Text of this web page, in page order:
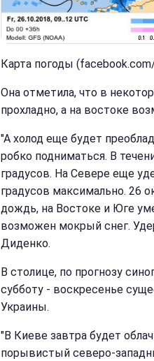
Карта погоды
Она отметила, что в
прохладно, а на востоке
"А холод еще будет
робко подниматься. В
градусов. На Севере еще
градусов максимально. 26
дождь, на Востоке и Юге
возможен мокрый снег.
Диденко.
В столице, по прогнозу
субботу - воскресенье
Украины.
"В Киеве завтра будет
порывистый северо-